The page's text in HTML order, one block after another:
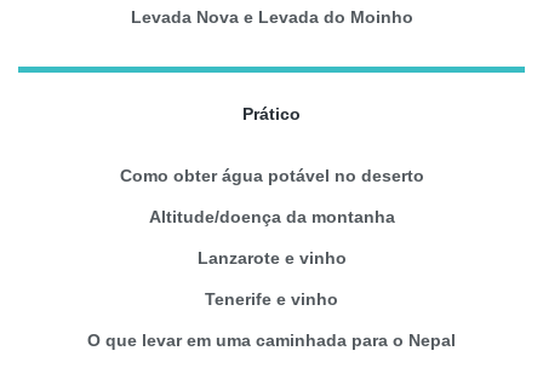
Levada Nova e Levada do Moinho
Prático
Como obter água potável no deserto
Altitude/doença da montanha
Lanzarote e vinho
Tenerife e vinho
O que levar em uma caminhada para o Nepal